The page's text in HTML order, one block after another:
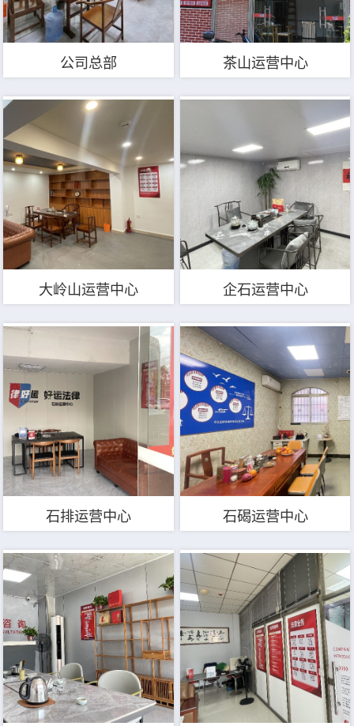
公司总部 茶山运营中心
大岭山运营中心 企石运营中心
石排运营中心 石碣运营中心